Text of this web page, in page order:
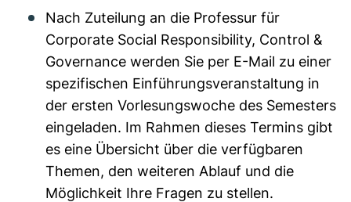
Nach Zuteilung an die Professur für
Corporate Social Responsibility, Control &
Governance werden Sie per E-Mail zu einer
spezifischen Einführungsveranstaltung in
der ersten Vorlesungswoche des Semesters
eingeladen. Im Rahmen dieses Termins gibt
es eine Übersicht über die verfügbaren
Themen, den weiteren Ablauf und die
Möglichkeit Ihre Fragen zu stellen.